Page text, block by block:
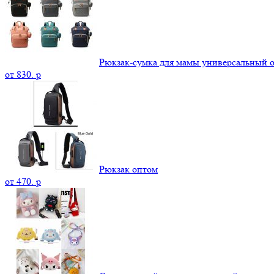
Рюкзак-сумка для мамы универсальный
от 830. p
Рюкзак оптом
от 470. p